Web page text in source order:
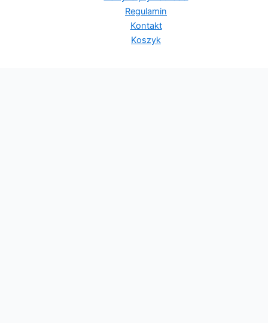
Regulamin
Kontakt
Koszyk